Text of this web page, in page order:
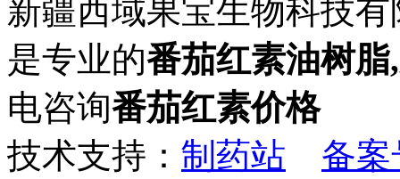
新疆西域果宝生物科技有
是专业的番茄红素油树
电咨询番茄红素价格
技术支持： 制药站
备案